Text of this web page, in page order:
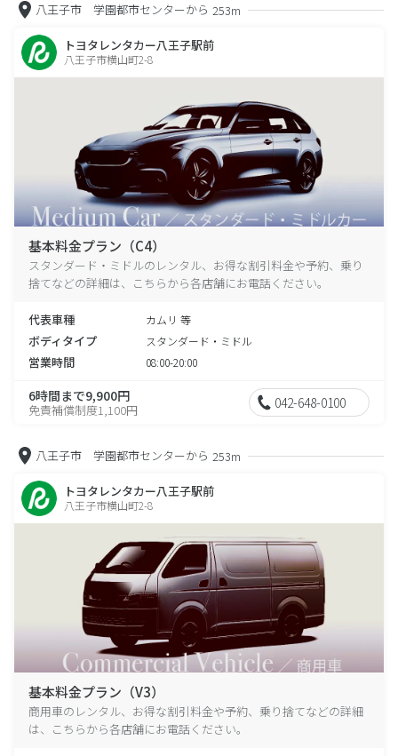
八王子市 学園都市センターから 253m
トヨタレンタカー八王子駅前
八王子市横山町2-8
基本料金プラン（C4）
スタンダード・ミドルのレンタル、お得な割引料金や予約、乗り
捨てなどの詳細は、こちらから各店舗にお電話ください。
代表車種 カムリ 等
ボディタイプ スタンダード・ミドル
営業時間 08:00-20:00
6時間まで9,900円
免責補償制度1,100円 042-648-0100
八王子市 学園都市センターから 253m
トヨタレンタカー八王子駅前
八王子市横山町2-8
基本料金プラン（V3）
商用車のレンタル、お得な割引料金や予約、乗り捨てなどの詳細
は、こちらから各店舗にお電話ください。